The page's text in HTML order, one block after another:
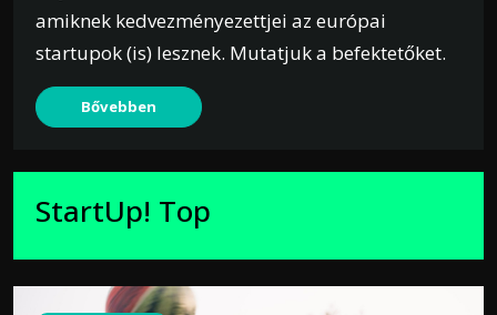
amiknek kedvezményezettjei az európai
startupok (is) lesznek. Mutatjuk a befektetőket.
Bővebben
StartUp! Top